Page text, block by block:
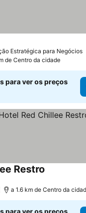
Estratégica para Negócios
de Centro da cidade
para ver os preços
Restro
a 1.6 km de Centro da
para ver os preços